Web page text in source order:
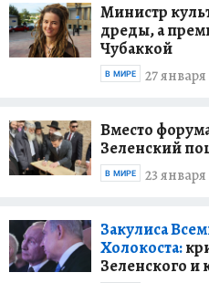
Министр
дреды, а
Чубаккой
27 января
В МИРЕ
Вместо
Зеленский
23 января
В МИРЕ
Закулиса
Холокоста:
Зеленского